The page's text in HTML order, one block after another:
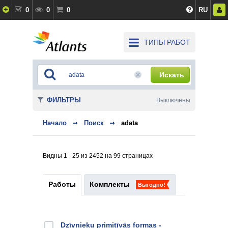
0 0 0 RU
ТИПЫ РАБОТ
Искать
Начало Поиск adata
Видны 1 - 25 из 2452 на 99 страницах
Работы Комплекты Выгодно!
Dzīvnieku primitīvās formas -
ФИЛЬТРЫ Выключены